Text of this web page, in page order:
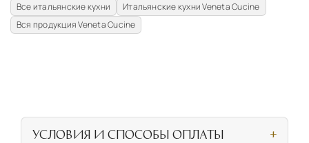
Все итальянские кухни
Итальянские кухни Veneta Cucine
Вся продукция Veneta Cucine
УСЛОВИЯ И СПОСОБЫ ОПЛАТЫ